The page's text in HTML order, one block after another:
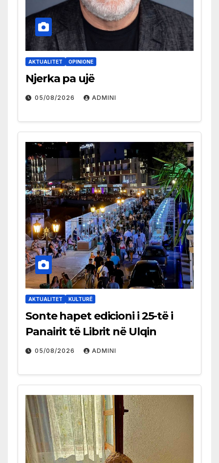
AKTUALITET OPINIONE
Njerka pa ujë
05/08/2026 ADMINI
AKTUALITET KULTURË
Sonte hapet edicioni i 25-të i
Panairit të Librit në Ulqin
05/08/2026 ADMINI